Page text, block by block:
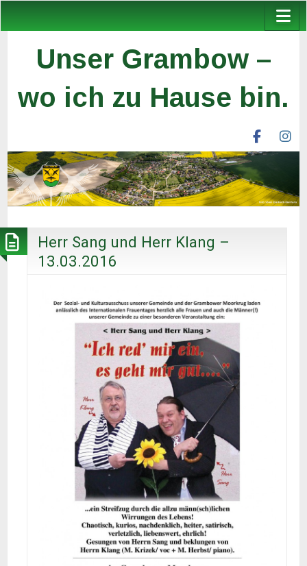
Unser Grambow –
wo ich zu Hause bin.
unser
ev
Herr Sang und Herr Klang –
13.03.2016